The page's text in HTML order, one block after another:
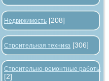
Недвижимость [208]
Строительная техника [306]
Строительно-ремонтные работы
[2]